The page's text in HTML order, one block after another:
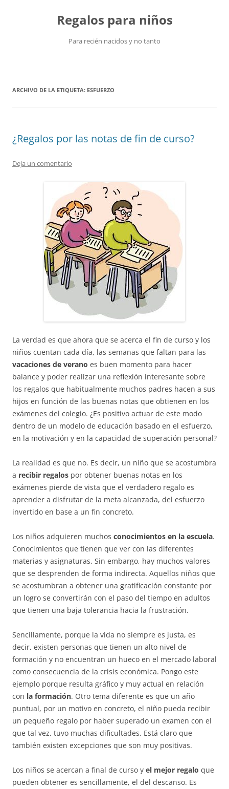
Regalos para niños
Para recién nacidos y no tanto
ARCHIVO DE LA ETIQUETA: ESFUERZO
¿Regalos por las notas de fin de curso?
Deja un comentario
La verdad es que ahora que se acerca el fin de curso y los
niños cuentan cada día, las semanas que faltan para las
vacaciones de verano es buen momento para hacer
balance y poder realizar una reflexión interesante sobre
los regalos que habitualmente muchos padres hacen a sus
hijos en función de las buenas notas que obtienen en los
exámenes del colegio. ¿Es positivo actuar de este modo
dentro de un modelo de educación basado en el esfuerzo,
en la motivación y en la capacidad de superación personal?
La realidad es que no. Es decir, un niño que se acostumbra
a recibir regalos por obtener buenas notas en los
exámenes pierde de vista que el verdadero regalo es
aprender a disfrutar de la meta alcanzada, del esfuerzo
invertido en base a un fin concreto.
Los niños adquieren muchos conocimientos en la escuela.
Conocimientos que tienen que ver con las diferentes
materias y asignaturas. Sin embargo, hay muchos valores
que se desprenden de forma indirecta. Aquellos niños que
se acostumbran a obtener una gratificación constante por
un logro se convertirán con el paso del tiempo en adultos
que tienen una baja tolerancia hacia la frustración.
Sencillamente, porque la vida no siempre es justa, es
decir, existen personas que tienen un alto nivel de
formación y no encuentran un hueco en el mercado laboral
como consecuencia de la crisis económica. Pongo este
ejemplo porque resulta gráfico y muy actual en relación
con la formación. Otro tema diferente es que un año
puntual, por un motivo en concreto, el niño pueda recibir
un pequeño regalo por haber superado un examen con el
que tal vez, tuvo muchas dificultades. Está claro que
también existen excepciones que son muy positivas.
Los niños se acercan a final de curso y el mejor regalo que
pueden obtener es sencillamente, el del descanso. Es